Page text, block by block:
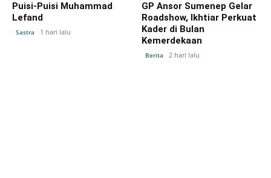
Puisi-Puisi Muhammad
Lefand
Sastra 1 hari lalu
GP Ansor Sumenep Gelar
Roadshow, Ikhtiar Perkuat
Kader di Bulan
Kemerdekaan
Berita 2 hari lalu